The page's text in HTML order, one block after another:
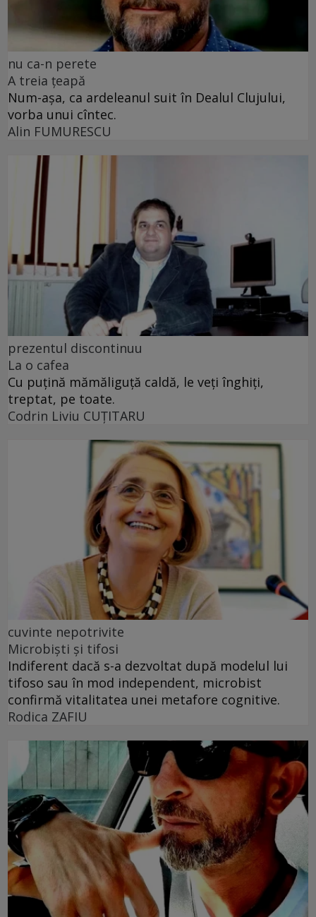
nu ca-n perete
A treia țeapă
Num-așa, ca ardeleanul suit în Dealul Clujului,
vorba unui cîntec.
Alin FUMURESCU
prezentul discontinuu
La o cafea
Cu puţină mămăliguţă caldă, le veţi înghiţi,
treptat, pe toate.
Codrin Liviu CUŢITARU
cuvinte nepotrivite
Microbiști și tifosi
Indiferent dacă s-a dezvoltat după modelul lui
tifoso sau în mod independent, microbist
confirmă vitalitatea unei metafore cognitive.
Rodica ZAFIU